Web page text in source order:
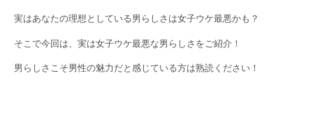
実はあなたの理想としている男らしさは女子ウケ最悪かも？
そこで今回は、実は女子ウケ最悪な男らしさをご紹介！
男らしさこそ男性の魅力だと感じている方は熟読ください！